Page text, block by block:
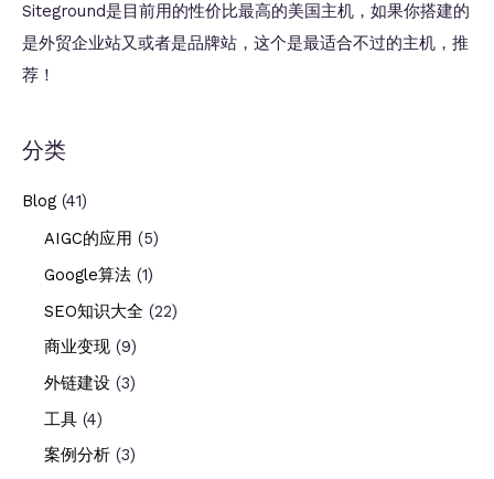
Siteground是目前用的性价比最高的美国主机，如果你搭建的
是外贸企业站又或者是品牌站，这个是最适合不过的主机，推
荐！
分类
Blog (41)
AIGC的应用 (5)
Google算法 (1)
SEO知识大全 (22)
商业变现 (9)
外链建设 (3)
工具 (4)
案例分析 (3)